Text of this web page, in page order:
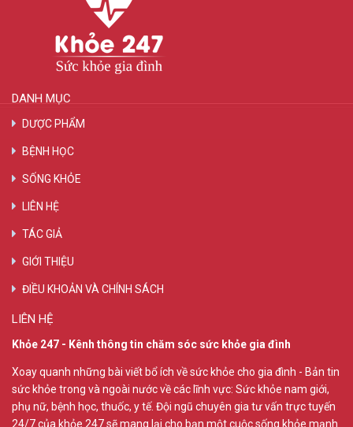
DANH MỤC
DƯỢC PHẨM
BỆNH HỌC
SỐNG KHỎE
LIÊN HỆ
TÁC GIẢ
GIỚI THIỆU
ĐIỀU KHOẢN VÀ CHÍNH SÁCH
LIÊN HỆ
Khỏe 247 - Kênh thông tin chăm sóc sức khỏe gia đình
Xoay quanh những bài viết bổ ích về sức khỏe cho gia đình - Bản tin
sức khỏe trong và ngoài nước về các lĩnh vực: Sức khỏe nam giới,
phụ nữ, bệnh học, thuốc, y tế. Đội ngũ chuyên gia tư vấn trực tuyến
24/7 của khỏe 247 sẽ mang lại cho bạn một cuộc sống khỏe mạnh